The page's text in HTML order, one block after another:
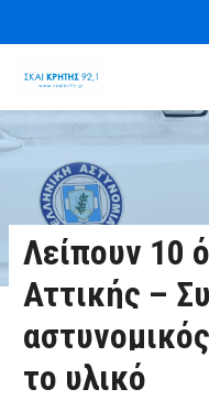
Λείπουν 10
Αττικής –
το υλικό